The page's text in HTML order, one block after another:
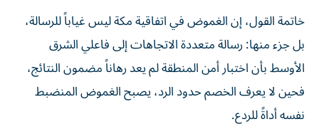
خاتمة القول، إن الغموض في اتفاقية مكة ليس غياباً للرسالة،
بل جزء منها: رسالة متعددة الاتجاهات إلى فاعلي الشرق
الأوسط بأن اختبار أمن المنطقة لم يعد رهاناً مضمون النتائج،
فحين لا يعرف الخصم حدود الرد، يصبح الغموض المنضبط
نفسه أداةً للردع.